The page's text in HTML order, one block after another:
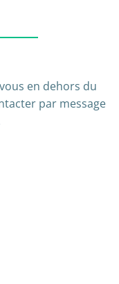
en dehors du
par message